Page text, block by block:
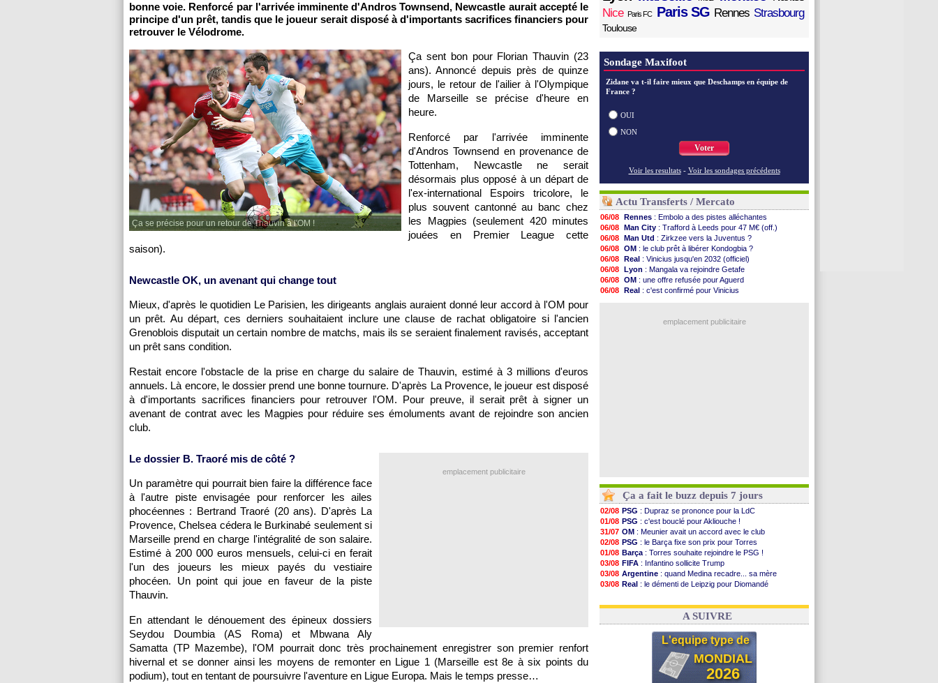
bonne voie. Renforcé par l'arrivée imminente d'Andros Townsend, Newcastle aurait accepté le
principe d'un prêt, tandis que le joueur serait disposé à d'importants sacrifices financiers pour
retrouver le Vélodrome.
Ça se précise pour un retour de Thauvin à l'OM !
Ça sent bon pour Florian Thauvin (23
ans). Annoncé depuis près de quinze
jours, le retour de l'ailier à l'Olympique
de Marseille se précise d'heure en
heure.
Renforcé par l'arrivée imminente
d'Andros Townsend en provenance de
Tottenham, Newcastle ne serait
désormais plus opposé à un départ de
l'ex-international Espoirs tricolore, le
plus souvent cantonné au banc chez
les Magpies (seulement 420 minutes
jouées en Premier League cette
saison).
Newcastle OK, un avenant qui change tout
Mieux, d'après le quotidien Le Parisien, les dirigeants anglais auraient donné leur accord à l'OM pour
un prêt. Au départ, ces derniers souhaitaient inclure une clause de rachat obligatoire si l'ancien
Grenoblois disputait un certain nombre de matchs, mais ils se seraient finalement ravisés, acceptant
un prêt sans condition.
Restait encore l'obstacle de la prise en charge du salaire de Thauvin, estimé à 3 millions d'euros
annuels. Là encore, le dossier prend une bonne tournure. D'après La Provence, le joueur est disposé
à d'importants sacrifices financiers pour retrouver l'OM. Pour preuve, il serait prêt à signer un
avenant de contrat avec les Magpies pour réduire ses émoluments avant de rejoindre son ancien
club.
emplacement publicitaire
Le dossier B. Traoré mis de côté ?
Un paramètre qui pourrait bien faire la différence face
à l'autre piste envisagée pour renforcer les ailes
phocéennes : Bertrand Traoré (20 ans). D'après La
Provence, Chelsea cédera le Burkinabé seulement si
Marseille prend en charge l'intégralité de son salaire.
Estimé à 200 000 euros mensuels, celui-ci en ferait
l'un des joueurs les mieux payés du vestiaire
phocéen. Un point qui joue en faveur de la piste
Thauvin.
En attendant le dénouement des épineux dossiers
Seydou Doumbia (AS Roma) et Mbwana Aly
Samatta (TP Mazembe), l'OM pourrait donc très prochainement enregistrer son premier renfort
hivernal et se donner ainsi les moyens de remonter en Ligue 1 (Marseille est 8e à six points du
podium), tout en tentant de poursuivre l'aventure en Ligue Europa. Mais le temps presse…
Nice Paris FC Paris SG Rennes Strasbourg
Toulouse
Sondage Maxifoot
Zidane va t-il faire mieux que Deschamps en équipe de
France ?
OUI
NON
Voter
Voir les resultats - Voir les sondages précédents
Actu Transferts / Mercato
06/08 Rennes : Embolo a des pistes alléchantes
06/08 Man City : Trafford à Leeds pour 47 M€ (off.)
06/08 Man Utd : Zirkzee vers la Juventus ?
06/08 OM : le club prêt à libérer Kondogbia ?
06/08 Real : Vinicius jusqu'en 2032 (officiel)
06/08 Lyon : Mangala va rejoindre Getafe
06/08 OM : une offre refusée pour Aguerd
06/08 Real : c'est confirmé pour Vinicius
: une offre pour Bulka
emplacement publicitaire
Ça a fait le buzz depuis 7 jours
02/08 PSG : Dupraz se prononce pour la LdC
01/08 PSG : c'est bouclé pour Akliouche !
31/07 OM : Meunier avait un accord avec le club
02/08 PSG : le Barça fixe son prix pour Torres
01/08 Barça : Torres souhaite rejoindre le PSG !
03/08 FIFA : Infantino sollicite Trump
03/08 Argentine : quand Medina recadre... sa mère
03/08 Real : le démenti de Leipzig pour Diomandé
31/07 FIFA: le conseiller d'Infantino démissionne !
A SUIVRE
L'equipe type de
MONDIAL
2026